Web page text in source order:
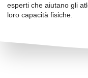
esperti che aiutano gli
loro capacità fisiche.